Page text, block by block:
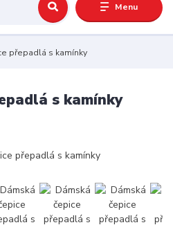
Menu
přepadlá s kamínky
s kamínky